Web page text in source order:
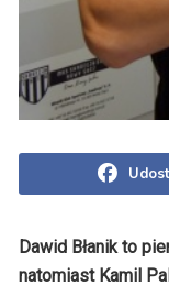
Dawid Błanik to
natomiast Kamil